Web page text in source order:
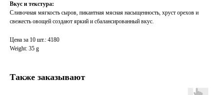
Вкус и текстура:
Сливочная мягкость сыров, пикантная мясная насыщенность, хруст орехов и
свежесть овощей создают яркий и сбалансированный вкус.
Цена за 10 шт.: 4180
Weight: 35 g
Также заказывают